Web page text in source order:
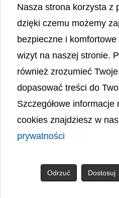
Liczba odwiedzin
Polityka prywatności
Mapa strony
Ochrona Danych Osobowych
Deklaracja Dostępności
Nasza strona korzysta z
dzięki czemu możemy
bezpieczne i
wizyt na naszej stronie.
również zrozumieć
dopasować treści do
Szczegółowe informacje
cookies znajdziesz w
prywatności
Odrzuć Dostosuj